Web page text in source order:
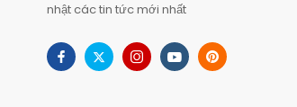
nhật các tin tức mới nhất